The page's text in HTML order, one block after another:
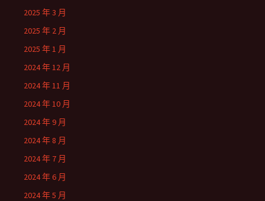
2025 年 3 月
2025 年 2 月
2025 年 1 月
2024 年 12 月
2024 年 11 月
2024 年 10 月
2024 年 9 月
2024 年 8 月
2024 年 7 月
2024 年 6 月
2024 年 5 月